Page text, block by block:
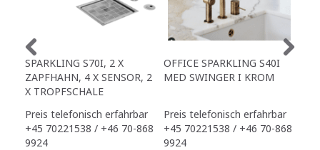
SPARKLING S70I, 2 X
ZAPFHAHN, 4 X SENSOR, 2
X TROPFSCHALE
Preis telefonisch erfahrbar
+45 70221538 / +46 70-868
9924
OFFICE SPARKLING S40I
MED SWINGER I KROM
Preis telefonisch erfahrbar
+45 70221538 / +46 70-868
9924